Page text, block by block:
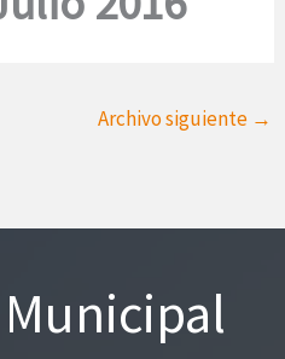
Archivo siguiente →